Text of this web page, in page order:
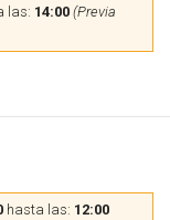
las: 14:00 (Previa
hasta las: 12:00